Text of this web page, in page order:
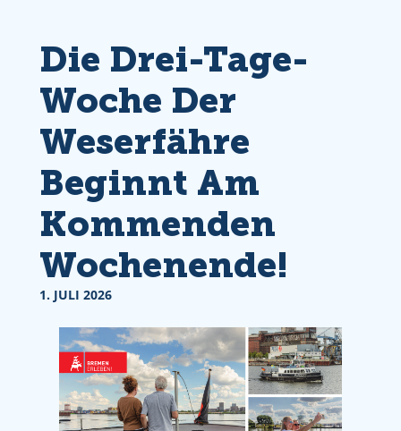
Die Drei-Tage-
Woche Der
Weserfähre
Beginnt Am
Kommenden
Wochenende!
1. JULI 2026